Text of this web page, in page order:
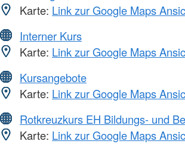
Karte: Link zur Google Maps
Interner Kurs
Karte: Link zur Google Maps
Kursangebote
Karte: Link zur Google Maps
Rotkreuzkurs EH Bildungs- und
Karte: Link zur Google Maps